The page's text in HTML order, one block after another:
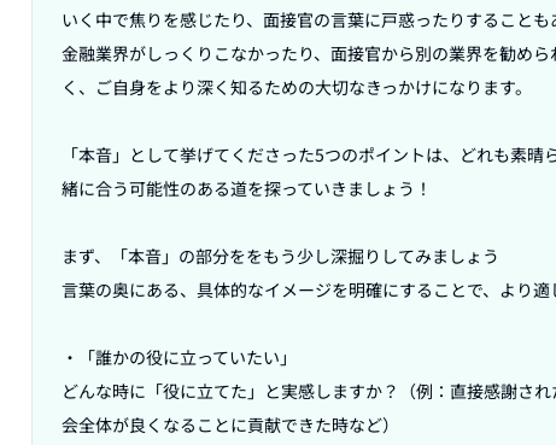
いく中で焦りを感じたり、面接官の言葉に戸惑ったりすることも
金融業界がしっくりこなかったり、面接官から別の業界を勧め
く、ご自身をより深く知るための大切なきっかけになります。
「本音」として挙げてくださった5つのポイントは、どれも素
緒に合う可能性のある道を探っていきましょう！
まず、「本音」の部分ををもう少し深掘りしてみましょう
言葉の奥にある、具体的なイメージを明確にすることで、より適
・「誰かの役に立っていたい」
どんな時に「役に立てた」と実感しますか？（例：直接感謝さ
会全体が良くなることに貢献できた時など）